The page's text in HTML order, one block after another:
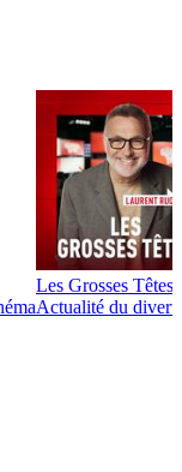
Les Grosses Têtes
Actualité du